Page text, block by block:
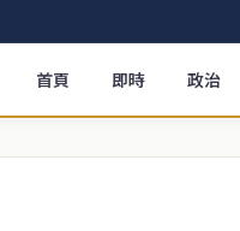
首頁 即時 政治